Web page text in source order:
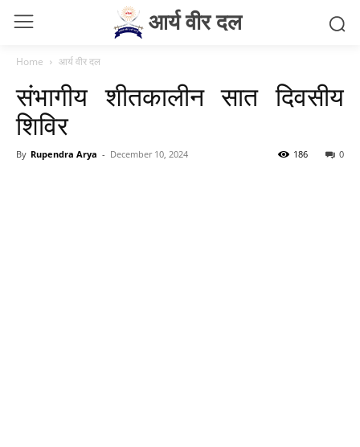
आर्य वीर दल
Home आर्य वीर दल
संभागीय शीतकालीन सात दिवसीय
शिविर
By Rupendra Arya - December 10, 2024 0
186